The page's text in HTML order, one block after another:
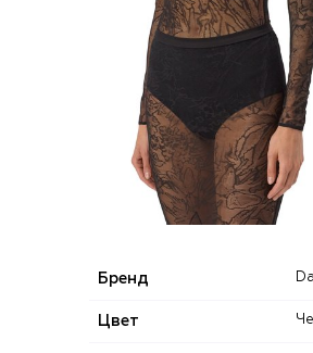
Бренд
Цвет